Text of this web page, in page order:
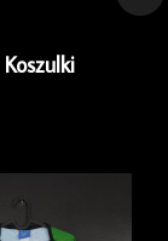
Koszulki